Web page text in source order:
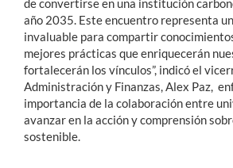
año 2035. Este encuentro representa
invaluable para compartir
mejores prácticas que enriquecerán
fortalecerán los vínculos”, indicó el
Administración y Finanzas, Alex Paz,
importancia de la colaboración entre
avanzar en la acción y comprensión
sostenible.